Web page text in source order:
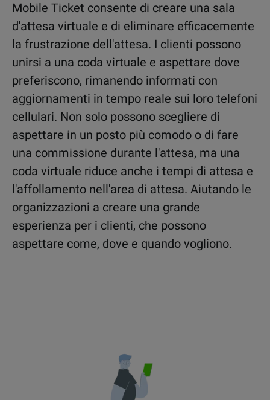
Mobile Ticket consente di creare una sala
d'attesa virtuale e di eliminare efficacemente
la frustrazione dell'attesa. I clienti possono
unirsi a una coda virtuale e aspettare dove
preferiscono, rimanendo informati con
aggiornamenti in tempo reale sui loro telefoni
cellulari. Non solo possono scegliere di
aspettare in un posto più comodo o di fare
una commissione durante l'attesa, ma una
coda virtuale riduce anche i tempi di attesa e
l'affollamento nell'area di attesa. Aiutando le
organizzazioni a creare una grande
esperienza per i clienti, che possono
aspettare come, dove e quando vogliono.